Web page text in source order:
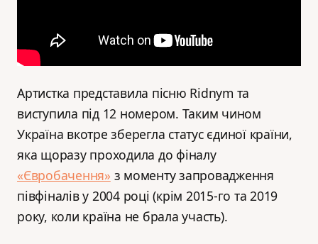
Артистка представила пісню Ridnym та
виступила під 12 номером. Таким чином
Україна вкотре зберегла статус єдиної країни,
яка щоразу проходила до фіналу
«Євробачення» з моменту запровадження
півфіналів у 2004 році (крім 2015-го та 2019
року, коли країна не брала участь).